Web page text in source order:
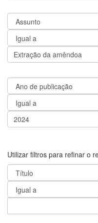
Utilizar filtros para refinar o